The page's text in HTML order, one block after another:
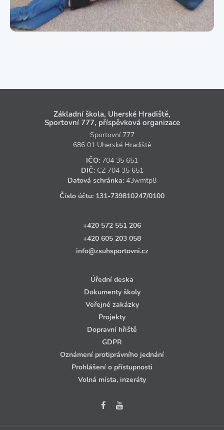
Základní škola, Uherské Hradiště,
Sportovní 777, příspěvková organizace
Sportovní 777
686 01 Uherské Hradiště
IČO: 704 35 651
DIČ: CZ 704 35 651
Datová schránka: 43wmtp8
Číslo účtu: 131‑739810247/0100
+420 572 551 206
+420 605 203 058
info@zsuhsportovni.cz
Úřední deska
Dokumenty školy
Veřejné zakázky
Projekty
Dopravní hřiště
GDPR
Oznámení protiprávního jednání
Prohlášení o přístupnosti
Volná místa, inzeráty